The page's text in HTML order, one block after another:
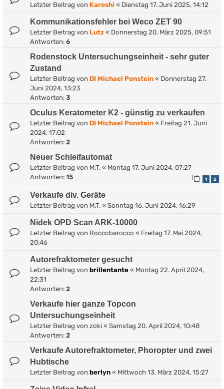
Letzter Beitrag von Karoshi « Dienstag 17. Juni 2025, 14:12
Kommunikationsfehler bei Weco ZET 90
Letzter Beitrag von Lutz « Donnerstag 20. März 2025, 09:51
Antworten: 6
Rodenstock Untersuchungseinheit - sehr guter
Zustand
Letzter Beitrag von DI Michael Ponstein « Donnerstag 27.
Juni 2024, 13:23
Antworten: 3
Oculus Keratometer K2 - günstig zu verkaufen
Letzter Beitrag von DI Michael Ponstein « Freitag 21. Juni
2024, 17:02
Antworten: 2
Neuer Schleifautomat
Letzter Beitrag von M.T. « Montag 17. Juni 2024, 07:27
Antworten: 15 1 2
Verkaufe div. Geräte
Letzter Beitrag von M.T. « Sonntag 16. Juni 2024, 16:29
Nidek OPD Scan ARK-10000
Letzter Beitrag von Roccobarocco « Freitag 17. Mai 2024,
20:46
Autorefraktometer gesucht
Letzter Beitrag von brillentante « Montag 22. April 2024,
22:31
Antworten: 2
Verkaufe hier ganze Topcon
Untersuchungseinheit
Letzter Beitrag von zoki « Samstag 20. April 2024, 10:48
Antworten: 2
Verkaufe Autorefraktometer, Phoropter und zwei
Hubtische
Letzter Beitrag von berlyn « Mittwoch 13. März 2024, 15:27